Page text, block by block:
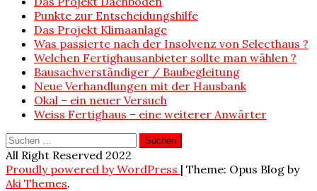
Punkte zur Entscheidungshilfe
Das Projekt Klimaanlage
Was passierte nach der Insolvenz von Selecthaus ?
Welchen Fertighausanbieter sollte man wählen ?
Bausachverständiger / Baubegleitung
Neue Verhandlungen mit der Hausbank
Okal – ein neuer Versuch
Weiss Fertighaus – eine weiterer Anwärter
Suchen
nach:
All Right Reserved 2022
Proudly powered by WordPress | Theme: Opus Blog by
Aki Themes.